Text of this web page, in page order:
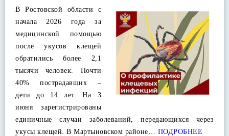
В Ростовской области с
начала 2026 года за
медицинской помощью
после укусов клещей
обратились более 2,1
тысячи человек. Почти
40% пострадавших –
дети до 14 лет. На 3
июня зарегистрированы
единичные случаи заболеваний, передающихся через
укусы клещей. В Мартыновском районе… ПОДРОБНЕЕ